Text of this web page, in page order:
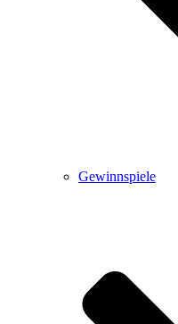
Gewinnspiele